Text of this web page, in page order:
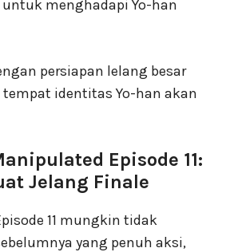
menghadapi Yo-han
persiapan lelang besar
tempat identitas Yo-han akan
Episode 11:
Jelang Finale
11 mungkin tidak
yang penuh aksi,